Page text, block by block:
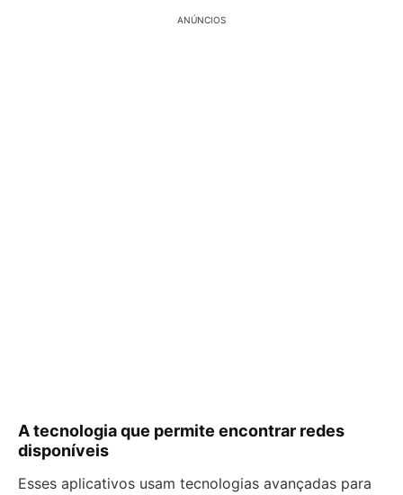
ANÚNCIOS
A tecnologia que permite encontrar redes
disponíveis
Esses aplicativos usam tecnologias avançadas para